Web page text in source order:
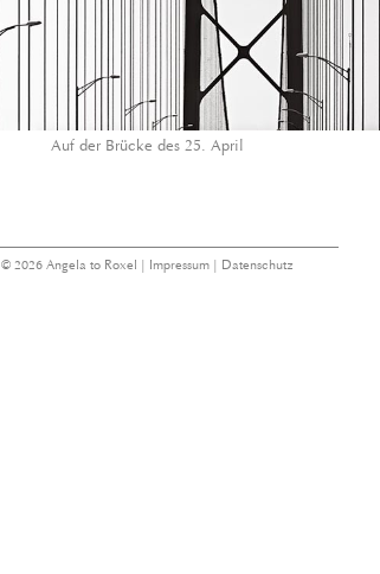
Auf der Brücke des 25. April
© 2026 Angela to Roxel | Impressum| Datenschutz